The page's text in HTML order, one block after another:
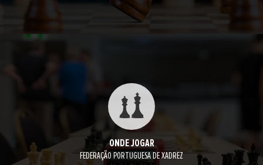
ONDE JOGAR
FEDERAÇÃO PORTUGUESA DE XADREZ